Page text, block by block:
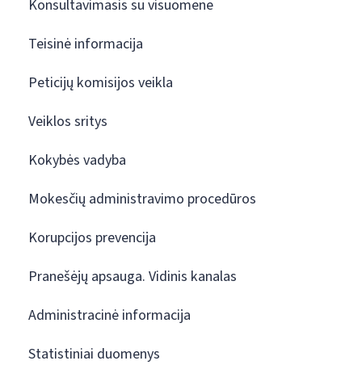
Konsultavimasis su visuomene
Teisinė informacija
Peticijų komisijos veikla
Veiklos sritys
Kokybės vadyba
Mokesčių administravimo procedūros
Korupcijos prevencija
Pranešėjų apsauga. Vidinis kanalas
Administracinė informacija
Statistiniai duomenys